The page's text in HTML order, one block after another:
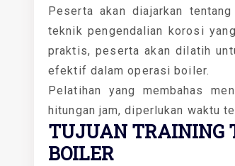
Peserta akan diajarkan
teknik pengendalian korosi
praktis, peserta akan dilatih
efektif dalam operasi boiler.
Pelatihan yang membahas
hitungan jam, diperlukan waktu
TUJUAN TRAINING
BOILER